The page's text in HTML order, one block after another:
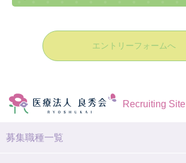
エントリーフォームへ
Recruiting Site
募集職種一覧